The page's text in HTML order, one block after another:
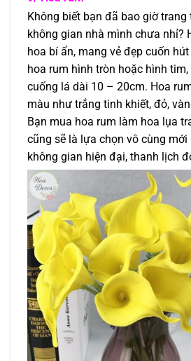
Không biết bạn đã bao giờ
không gian nhà mình chưa nhỉ?
hoa bí ẩn, mang vẻ đẹp cuốn
hoa rum hình tròn hoặc hình
cuống lá dài 10 – 20cm. Hoa
màu như trắng tinh khiết, đỏ,
Bạn mua hoa rum làm hoa lụa
cũng sẽ là lựa chọn vô cùng
không gian hiện đại, thanh lịch